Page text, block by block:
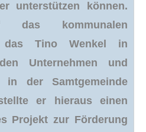
unterstützen können.
kommunalen
das Tino Wenkel in
Unternehmen und
in der Samtgemeinde
er hieraus einen
Projekt zur Förderung